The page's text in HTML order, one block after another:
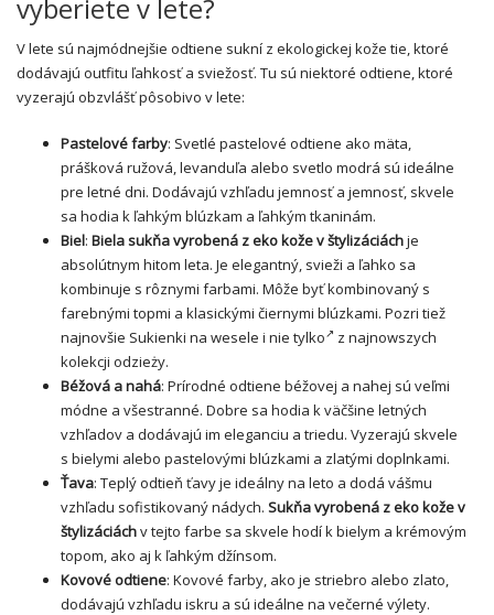
vyberiete v lete?
V lete sú najmódnejšie odtiene sukní z ekologickej kože tie, ktoré
dodávajú outfitu ľahkosť a sviežosť. Tu sú niektoré odtiene, ktoré
vyzerajú obzvlášť pôsobivo v lete:
Pastelové farby: Svetlé pastelové odtiene ako mäta,
prášková ružová, levanduľa alebo svetlo modrá sú ideálne
pre letné dni. Dodávajú vzhľadu jemnosť a jemnosť, skvele
sa hodia k ľahkým blúzkam a ľahkým tkaninám.
Biel: Bielasukňa vyrobená z eko kože v štylizáciáchje
absolútnym hitom leta. Je elegantný, svieži a ľahko sa
kombinuje s rôznymi farbami. Môže byť kombinovaný s
farebnými topmi a klasickými čiernymi blúzkami. Pozri tiež
najnovšie Sukienki na wesele i nie tylko
z najnowszych
kolekcji odzieży.
Béžová a nahá: Prírodné odtiene béžovej a nahej sú veľmi
módne a všestranné. Dobre sa hodia k väčšine letných
vzhľadov a dodávajú im eleganciu a triedu. Vyzerajú skvele
s bielymi alebo pastelovými blúzkami a zlatými doplnkami.
Ťava: Teplý odtieň ťavy je ideálny na leto a dodá vášmu
vzhľadu sofistikovaný nádych. Sukňa vyrobená z eko kože v
štylizáciáchv tejto farbe sa skvele hodí k bielym a krémovým
topom, ako aj k ľahkým džínsom.
Kovové odtiene: Kovové farby, ako je striebro alebo zlato,
dodávajú vzhľadu iskru a sú ideálne na večerné výlety.